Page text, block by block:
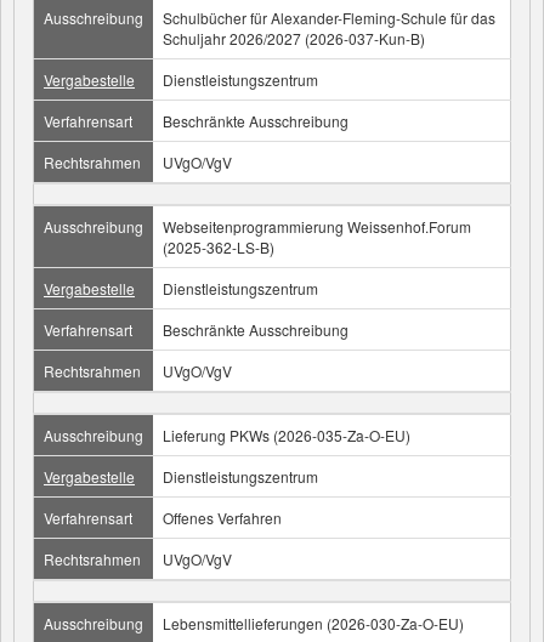
Ausschreibung
Schulbücher für Alexander-Fleming-Schule für das
Schuljahr 2026/2027 (2026-037-Kun-B)
Vergabestelle
Dienstleistungszentrum
Verfahrensart
Beschränkte Ausschreibung
Rechtsrahmen
UVgO/VgV
Ausschreibung
Webseitenprogrammierung Weissenhof.Forum
(2025-362-LS-B)
Vergabestelle
Dienstleistungszentrum
Verfahrensart
Beschränkte Ausschreibung
Rechtsrahmen
UVgO/VgV
Ausschreibung
Lieferung PKWs (2026-035-Za-O-EU)
Vergabestelle
Dienstleistungszentrum
Verfahrensart
Offenes Verfahren
Rechtsrahmen
UVgO/VgV
Ausschreibung
Lebensmittellieferungen (2026-030-Za-O-EU)